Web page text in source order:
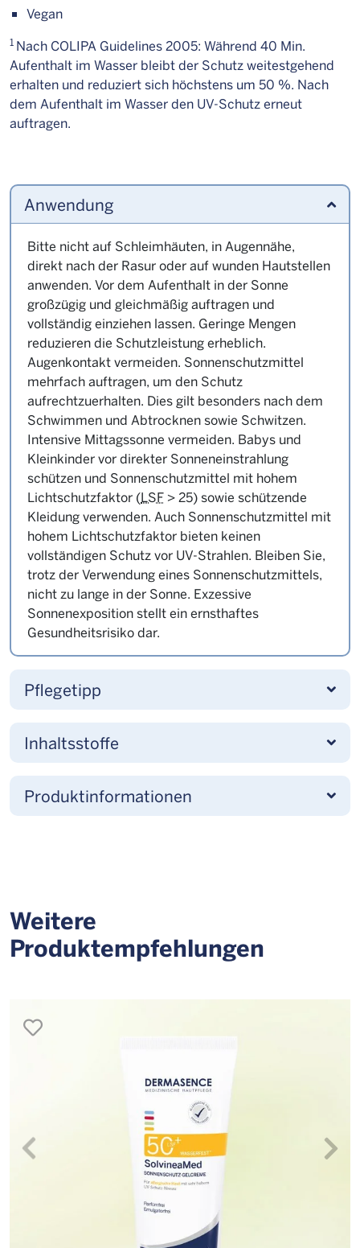
Vegan
1 Nach COLIPA Guidelines 2005: Während 40 Min.
Aufenthalt im Wasser bleibt der Schutz weitestgehend
erhalten und reduziert sich höchstens um 50 %. Nach
dem Aufenthalt im Wasser den UV-Schutz erneut
auftragen.
Anwendung
Bitte nicht auf Schleimhäuten, in Augennähe,
direkt nach der Rasur oder auf wunden Hautstellen
anwenden. Vor dem Aufenthalt in der Sonne
großzügig und gleichmäßig auftragen und
vollständig einziehen lassen. Geringe Mengen
reduzieren die Schutzleistung erheblich.
Augenkontakt vermeiden. Sonnenschutzmittel
mehrfach auftragen, um den Schutz
aufrechtzuerhalten. Dies gilt besonders nach dem
Schwimmen und Abtrocknen sowie Schwitzen.
Intensive Mittagssonne vermeiden. Babys und
Kleinkinder vor direkter Sonneneinstrahlung
schützen und Sonnenschutzmittel mit hohem
Lichtschutzfaktor (LSF > 25) sowie schützende
Kleidung verwenden. Auch Sonnenschutzmittel mit
hohem Lichtschutzfaktor bieten keinen
vollständigen Schutz vor UV-Strahlen. Bleiben Sie,
trotz der Verwendung eines Sonnenschutzmittels,
nicht zu lange in der Sonne. Exzessive
Sonnenexposition stellt ein ernsthaftes
Gesundheitsrisiko dar.
Pflegetipp
Inhaltsstoffe
Produktinformationen
Weitere
Produktempfehlungen
merken